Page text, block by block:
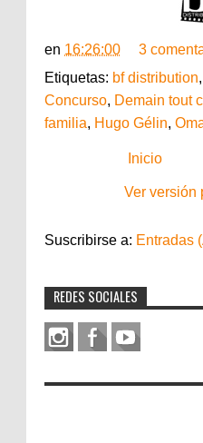
en 16:26:00
3
Etiquetas: bf distribution,
Concurso, Demain tout
familia, Hugo Gélin,
Inicio
Ver versión
Suscribirse a: Entradas
REDES SOCIALES